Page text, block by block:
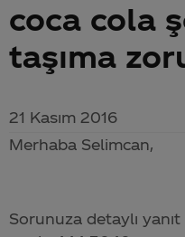
Coca-Cola nerenin malı?
coca cola
taşıma
21 Kasım 2016
Merhaba Selimcan,
Sorunuza detaylı